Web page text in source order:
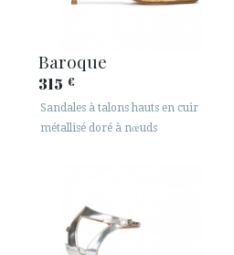
Baroque
315 €
Sandales à talons hauts en cuir
métallisé doré à nœuds